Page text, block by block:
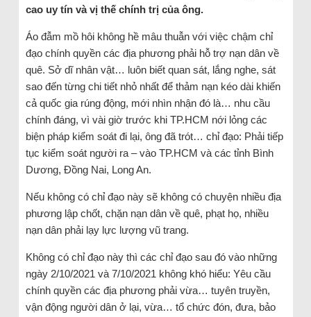
cao uy tín và vị thế chính trị của ông.
Áo đẫm mồ hôi không hề mâu thuẫn với việc chậm chỉ
đạo chính quyền các địa phương phải hỗ trợ nạn dân về
quê. Sở dĩ nhân vật… luôn biết quan sát, lắng nghe, sát
sao đến từng chi tiết nhỏ nhất để thảm nạn kéo dài khiến
cả quốc gia rúng động, mới nhìn nhận đó là… nhu cầu
chính đáng, vì vài giờ trước khi TP.HCM nới lỏng các
biện pháp kiểm soát đi lại, ông đã trót… chỉ đạo: Phải tiếp
tục kiểm soát người ra – vào TP.HCM và các tỉnh Bình
Dương, Đồng Nai, Long An.
Nếu không có chỉ đạo này sẽ không có chuyện nhiều địa
phương lập chốt, chặn nạn dân về quê, phạt họ, nhiều
nạn dân phải lạy lực lượng vũ trang.
Không có chỉ đạo này thì các chỉ đạo sau đó vào những
ngày 2/10/2021 và 7/10/2021 không khó hiểu: Yêu cầu
chính quyền các địa phương phải vừa… tuyên truyền,
vận động người dân ở lại, vừa… tổ chức đón, đưa, bảo